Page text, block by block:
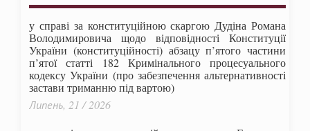
у справі за конституційною скаргою Дудіна Романа
Володимировича щодо відповідності Конституції
України (конституційності) абзацу п’ятого частини
п’ятої статті 182 Кримінального процесуального
кодексу України (про забезпечення альтернативності
застави триманню під вартою)
Липень, 21 / 2026